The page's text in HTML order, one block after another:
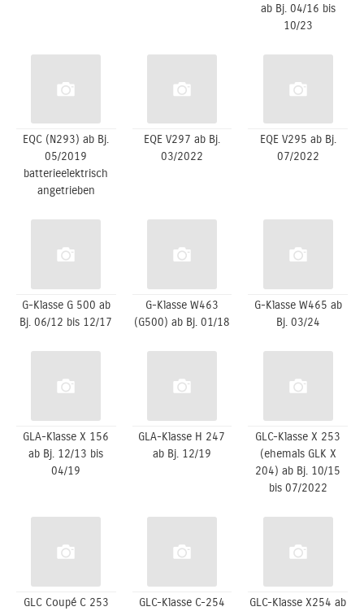
ab Bj. 04/16 bis
10/23
EQC (N293) ab Bj.
05/2019
batterieelektrisch
angetrieben
EQE V297 ab Bj.
03/2022
EQE V295 ab Bj.
07/2022
G-Klasse G 500 ab
Bj. 06/12 bis 12/17
G-Klasse W463
(G500) ab Bj. 01/18
G-Klasse W465 ab
Bj. 03/24
GLA-Klasse X 156
ab Bj. 12/13 bis
04/19
GLA-Klasse H 247
ab Bj. 12/19
GLC-Klasse X 253
(ehemals GLK X
204) ab Bj. 10/15
bis 07/2022
GLC Coupé C 253
GLC-Klasse C-254
GLC-Klasse X254 ab